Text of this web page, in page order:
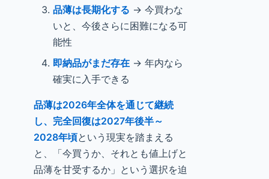
品薄は長期化する → 今買わな
いと、今後さらに困難になる可
能性
即納品がまだ存在 → 年内なら
確実に入手できる
品薄は2026年全体を通じて継続
し、完全回復は2027年後半～
2028年頃という現実を踏まえる
と、「今買うか、それとも値上げと
品薄を甘受するか」という選択を迫